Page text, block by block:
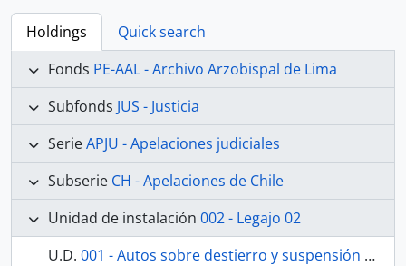
Holdings
Quick search
Fonds PE-AAL - Archivo Arzobispal de Lima
Subfonds JUS - Justicia
SerieAPJU - Apelaciones judiciales
Subserie CH - Apelaciones de Chile
Unidad de instalación 002 - Legajo 02
U.D. 001 - Autos sobre destierro y suspensión de órdenes.